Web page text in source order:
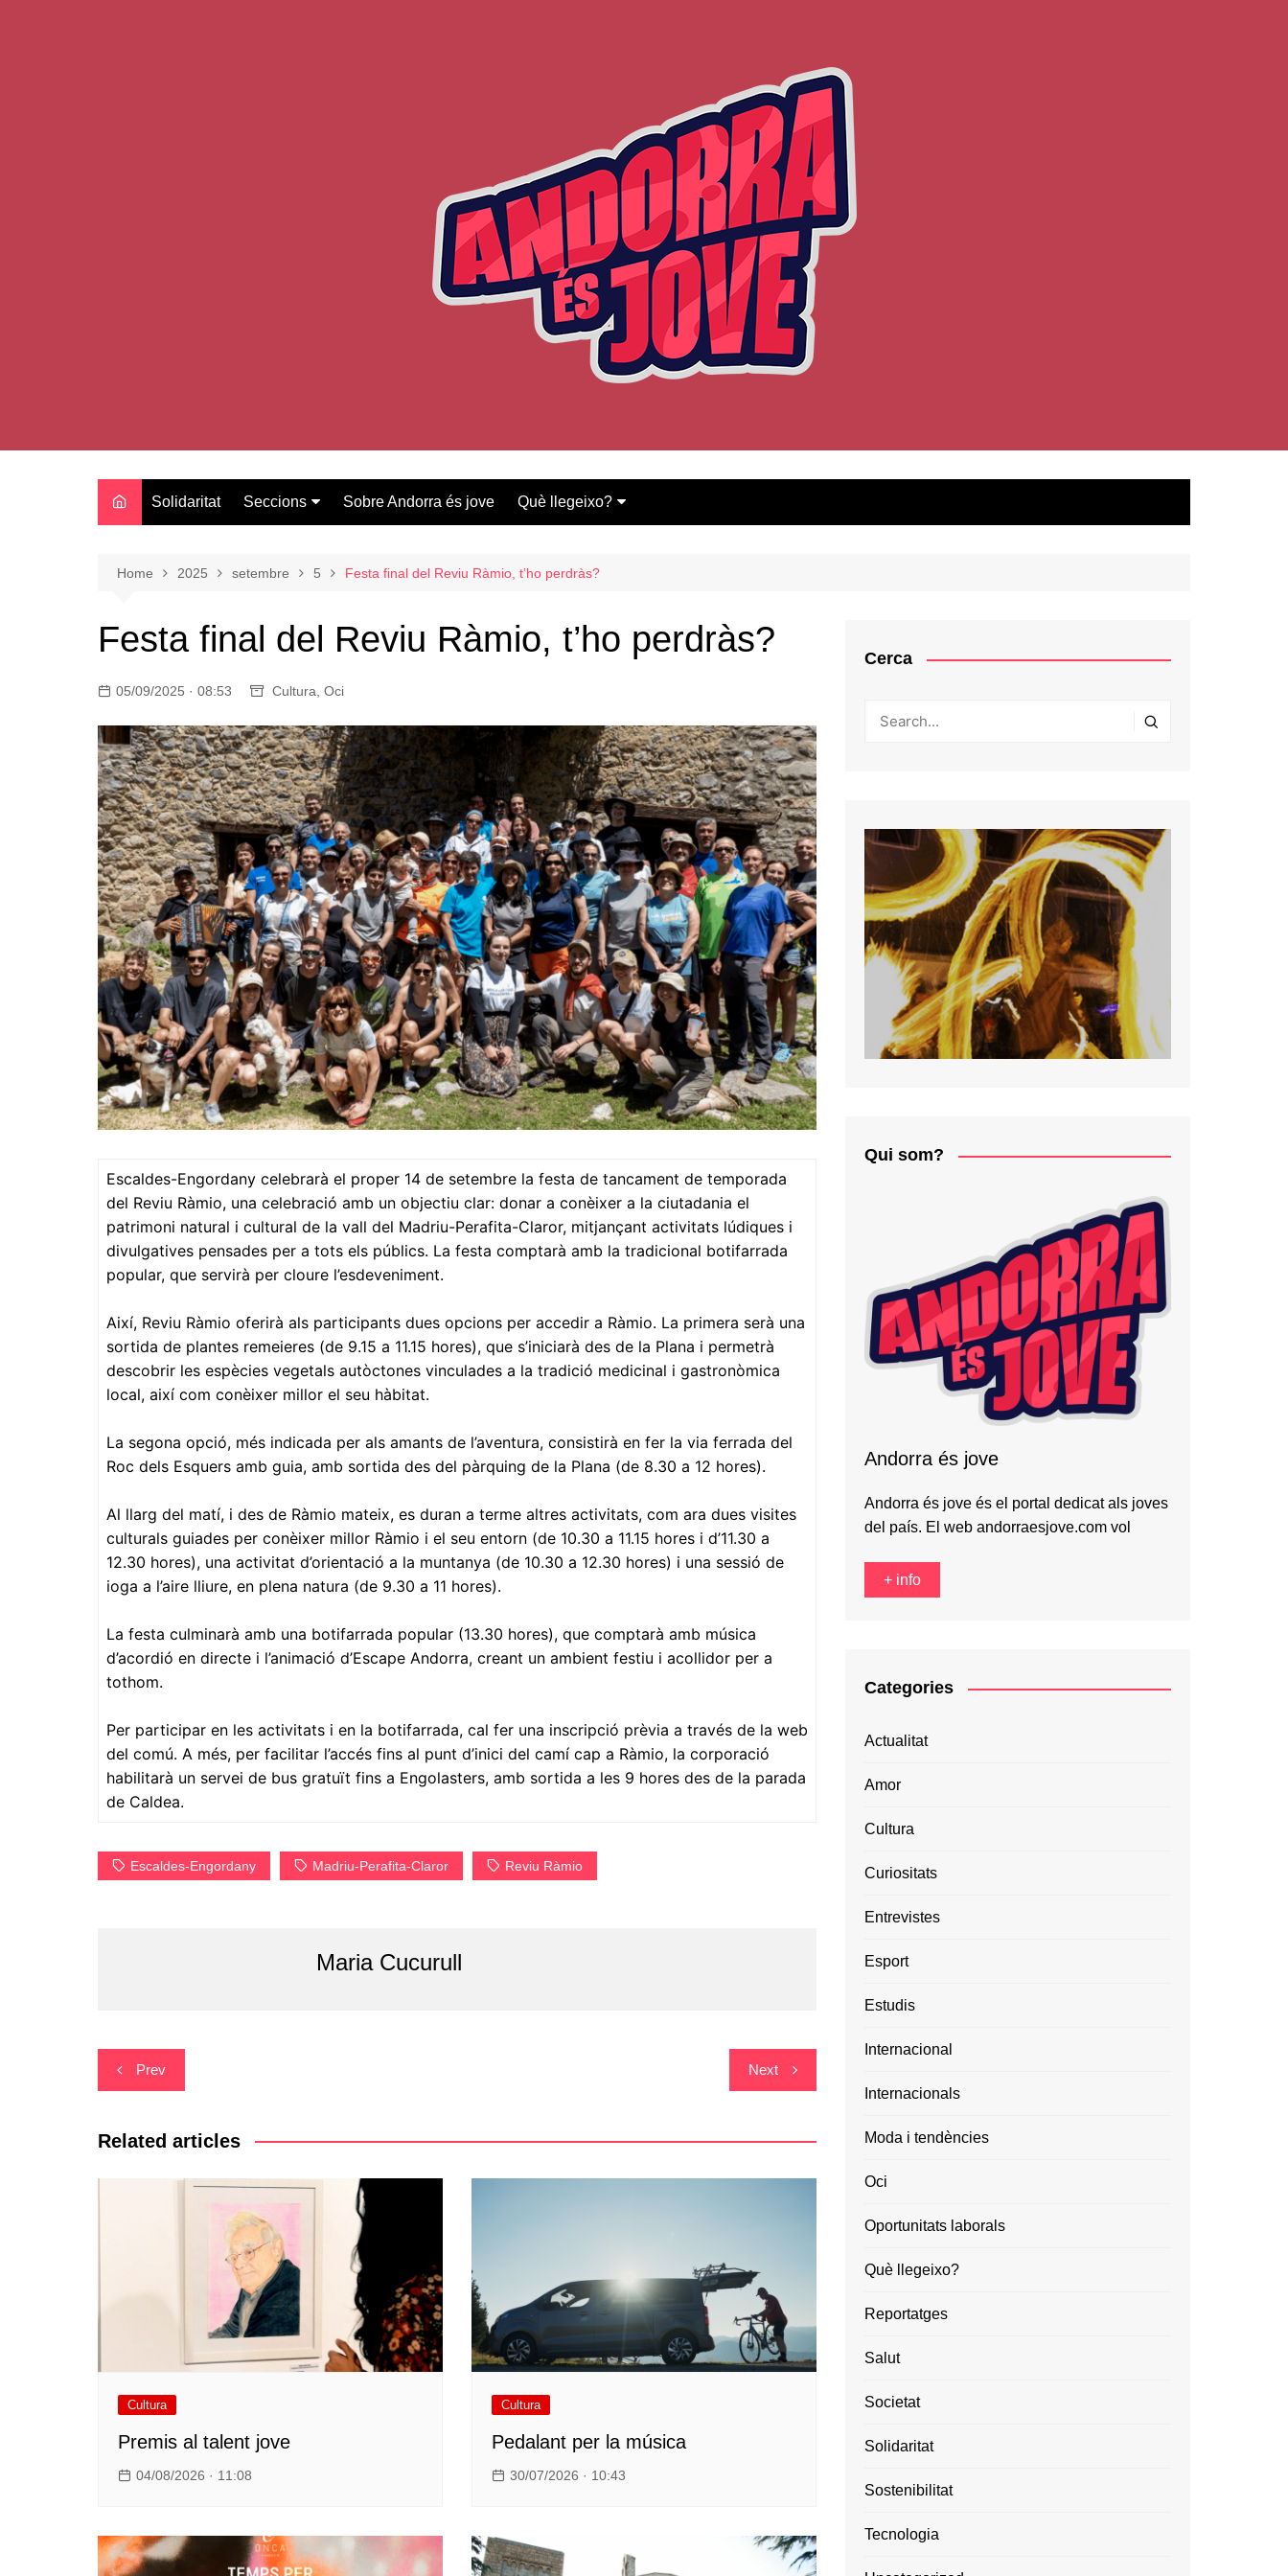
Solidaritat Seccions
Oci
Entrevistes
Estudis
Tecnologia
Amor
Moda i tendències
Sobre Andorra és jove Què llegeixo?
Bases del concurs
Home 2025 setembre 5 Festa final del Reviu Ràmio, t’ho perdràs?
Festa final del Reviu Ràmio, t’ho perdràs?
05/09/2025 · 08:53 Cultura Oci
Escaldes-Engordany celebrarà el proper 14 de setembre la festa de tancament de temporada
del Reviu Ràmio, una celebració amb un objectiu clar: donar a conèixer a la ciutadania el
patrimoni natural i cultural de la vall del Madriu-Perafita-Claror, mitjançant activitats lúdiques i
divulgatives pensades per a tots els públics. La festa comptarà amb la tradicional botifarrada
popular, que servirà per cloure l’esdeveniment.
Així, Reviu Ràmio oferirà als participants dues opcions per accedir a Ràmio. La primera serà una
sortida de plantes remeieres (de 9.15 a 11.15 hores), que s’iniciarà des de la Plana i permetrà
descobrir les espècies vegetals autòctones vinculades a la tradició medicinal i gastronòmica
local, així com conèixer millor el seu hàbitat.
La segona opció, més indicada per als amants de l’aventura, consistirà en fer la via ferrada del
Roc dels Esquers amb guia, amb sortida des del pàrquing de la Plana (de 8.30 a 12 hores).
Al llarg del matí, i des de Ràmio mateix, es duran a terme altres activitats, com ara dues visites
culturals guiades per conèixer millor Ràmio i el seu entorn (de 10.30 a 11.15 hores i d’11.30 a
12.30 hores), una activitat d’orientació a la muntanya (de 10.30 a 12.30 hores) i una sessió de
ioga a l’aire lliure, en plena natura (de 9.30 a 11 hores).
La festa culminarà amb una botifarrada popular (13.30 hores), que comptarà amb música
d’acordió en directe i l’animació d’Escape Andorra, creant un ambient festiu i acollidor per a
tothom.
Per participar en les activitats i en la botifarrada, cal fer una inscripció prèvia a través de la web
del comú. A més, per facilitar l’accés fins al punt d’inici del camí cap a Ràmio, la corporació
habilitarà un servei de bus gratuït fins a Engolasters, amb sortida a les 9 hores des de la parada
de Caldea.
Escaldes-Engordany Madriu-Perafita-Claror Reviu Ràmio
Maria Cucurull
Navegació
d'entrades
Prev Next
Related articles
Cultura
Premis al talent jove
04/08/2026 · 11:08
Cultura
Pedalant per la música
30/07/2026 · 10:43
Cerca
Qui som?
Andorra és jove
Andorra és jove és el portal dedicat als joves
del país. El web andorraesjove.com vol
+ info
Categories
Actualitat
Amor
Cultura
Curiositats
Entrevistes
Esport
Estudis
Internacional
Internacionals
Moda i tendències
Oci
Oportunitats laborals
Què llegeixo?
Reportatges
Salut
Societat
Solidaritat
Sostenibilitat
Tecnologia